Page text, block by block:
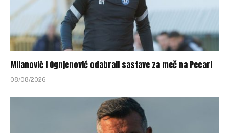
Milanović i Ognjenović odabrali sastave za meč na Pecari
08/08/2026